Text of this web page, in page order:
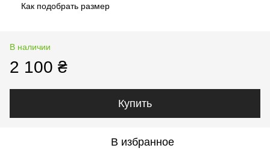
Как подобрать размер
В наличии
2 100 ₴
Купить
В избранное